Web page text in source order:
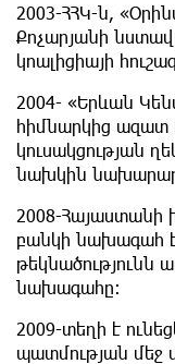
2003-ՀՀԿ-ն,
Քոչարյանի
կոալիցիայի
2004- «Երևան
հիմնարկից ազատ
կուսակցության
նախկին նախարար
2008-Հայաստանի
բանկի նախագահ
թեկնածությունն
նախագահը:
2009-տեղի է
պատմության մեջ